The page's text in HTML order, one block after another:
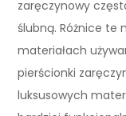
zaręczynowy
ślubną. Różnice te
materiałach
pierścionki
luksusowych